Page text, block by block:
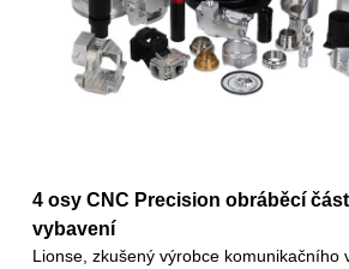
4 osy CNC Precision obráběcí
vybavení
Lionse, zkušený výrobce komunikačního